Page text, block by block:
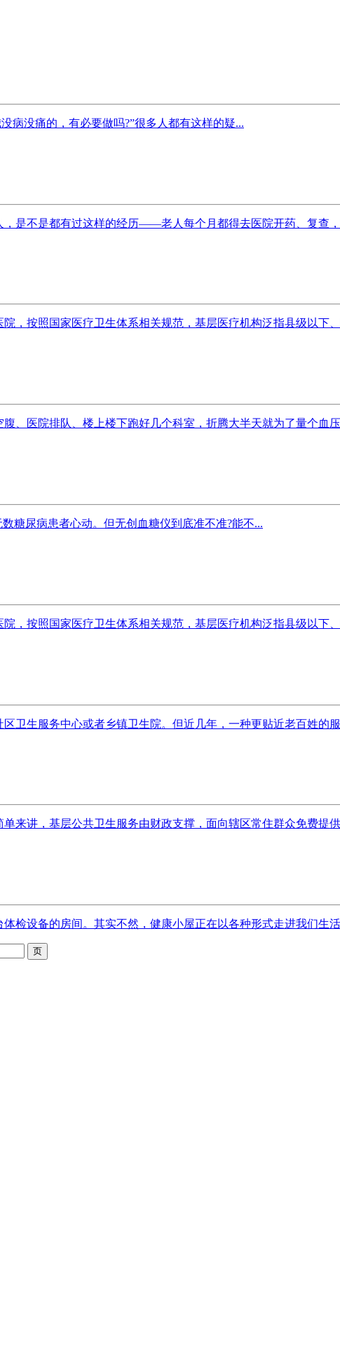
病没痛的，有必要做吗?”很多人都有这样的疑...
是不是都有过这样的经历——老人每个月都得去医院开药、复查
，按照国家医疗卫生体系相关规范，基层医疗机构泛指县级以下
、医院排队、楼上楼下跑好几个科室，折腾大半天就为了量个血
糖尿病患者心动。但无创血糖仪到底准不准?能不...
，按照国家医疗卫生体系相关规范，基层医疗机构泛指县级以下
卫生服务中心或者乡镇卫生院。但近几年，一种更贴近老百姓的
来讲，基层公共卫生服务由财政支撑，面向辖区常住群众免费提
检设备的房间。其实不然，健康小屋正在以各种形式走进我们生